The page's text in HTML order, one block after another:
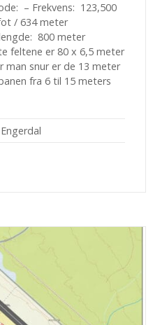
– Frekvens: 123,500
/ 634 meter
800 meter
feltene er 80 x 6,5 meter
man snur er de 13 meter
fra 6 til 15 meters